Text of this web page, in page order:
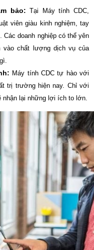
bảo: Tại Máy tính CDC,
viên giàu kinh nghiệm, tay
doanh nghiệp có thể yên
chất lượng dịch vụ của
Máy tính CDC tự hào với
trị trường hiện nay. Chỉ với
nhận lại những lợi ích to lớn.